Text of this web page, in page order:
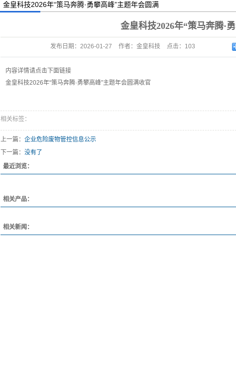
金皇科技2026年“策马奔腾·勇攀高峰”主题年会圆满
金皇科技2026年“策马奔腾·
发布日期： 2026-01-27 作者： 金皇科技 点击： 103
内容详情请点击下面链接
金皇科技2026年“策马奔腾·勇攀高峰”主题年会圆满收官
相关标签：
上一篇： 企业危险废物管控信息公示
下一篇： 没有了
最近浏览：
相关产品：
相关新闻：